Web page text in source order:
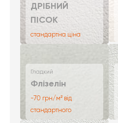
ДРІБНИЙ
ПІСОК
стандартна ціна
Гладкий
Флізелін
-70 грн/м² від
стандартного